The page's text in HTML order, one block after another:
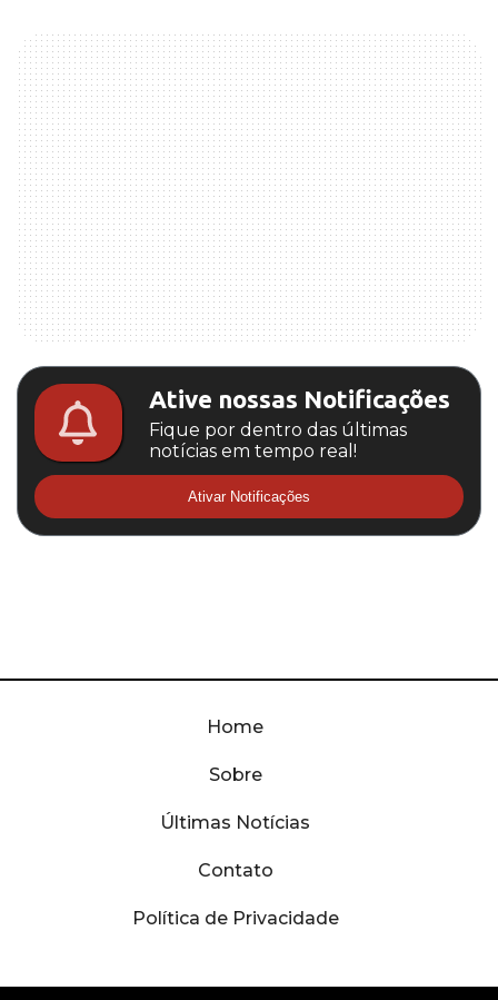
Ative nossas Notificações
Fique por dentro das últimas
notícias em tempo real!
Ativar Notificações
Home
Sobre
Últimas Notícias
Contato
Política de Privacidade